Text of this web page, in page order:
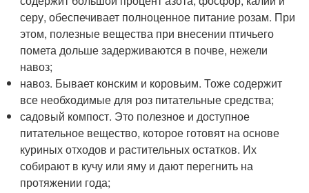
серу, обеспечивает полноценное питание розам. При
этом, полезные вещества при внесении птичьего
помета дольше задерживаются в почве, нежели
навоз;
навоз. Бывает конским и коровьим. Тоже содержит
все необходимые для роз питательные средства;
садовый компост. Это полезное и доступное
питательное вещество, которое готовят на основе
куриных отходов и растительных остатков. Их
собирают в кучу или яму и дают перегнить на
протяжении года;